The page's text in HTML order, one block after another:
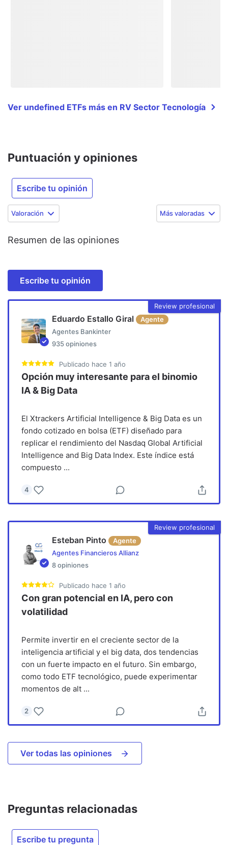
Ver undefined ETFs más en RV Sector Tecnología
Puntuación y opiniones
Escribe tu opinión
Valoración Más valoradas
Resumen de las opiniones
Escribe tu opinión
Review profesional
Eduardo Estallo Giral
Agente
Agentes Bankinter
935 opiniones
Publicado hace 1 año
Opción muy interesante para el binomio
IA & Big Data
El Xtrackers Artificial Intelligence & Big Data es un
fondo cotizado en bolsa (ETF) diseñado para
replicar el rendimiento del Nasdaq Global Artificial
Intelligence and Big Data Index. Este índice está
compuesto ...
4
Review profesional
Esteban Pinto
Agente
Agentes Financieros Allianz
8 opiniones
Publicado hace 1 año
Con gran potencial en IA, pero con
volatilidad
Permite invertir en el creciente sector de la
inteligencia artificial y el big data, dos tendencias
con un fuerte impacto en el futuro. Sin embargo,
como todo ETF tecnológico, puede experimentar
momentos de alt...
2
Ver todas las opiniones
Preguntas relacionadas
Escribe tu pregunta